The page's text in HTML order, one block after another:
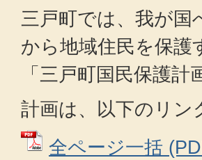
三戸町では、我が国
から地域住民を保護
「三戸町国民保護
計画は、以下のリ
全ページ一括